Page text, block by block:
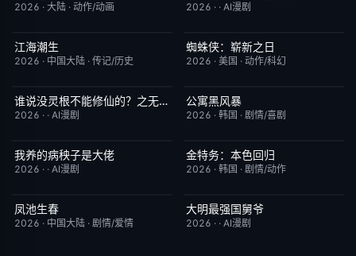
2026 · 大陆 · 动作/动画 2026 · · AI漫剧
更新至第24集
江海潮生
2026 · 中国大陆 · 传记/历史
TC中字
蜘蛛侠：崭新之日
2026 · 美国 · 动作/科幻
完结 5.0谁说没灵根不能修仙的？之无灵证道第五季
2026 · · AI漫剧
更新至第08集
公寓黑风暴
2026 · 韩国 · 剧情/喜剧
完结
我养的病秧子是大佬
2026 · · AI漫剧
已完结
金特务：本色回归
2026 · 韩国 · 剧情/动作
已完结
凤池生春
2026 · 中国大陆 · 剧情/爱情
完结
大明最强国舅爷
2026 · · AI漫剧